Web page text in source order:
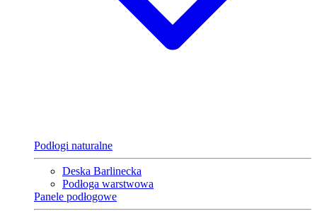
Podłogi naturalne
Deska Barlinecka
Podłoga warstwowa
Panele podłogowe